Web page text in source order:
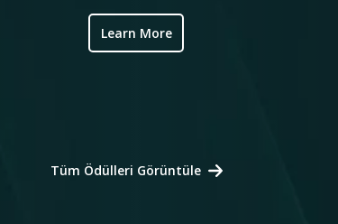
Learn More
Tüm Ödülleri Görüntüle